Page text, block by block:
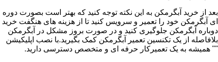
بعد از خرید آبگرمکن به این نکته توجه کنید که بهتر است بصورت دوره
ای آبگرمکن خود را تعمیر و سرویس کنید تا از هزینه های هنگفت خرید
دوباره آبگرمکن جلوگیری کنید و در صورت بروز مشکل در آبگرمکن
بلافاصله از یک تکنسین تعمیر آبگرمکن کمک بگیرید.با نصب اپلیکیشن
"" همیشه به یک تعمیرکار حرفه ای و متخصص دسترسی دارید.